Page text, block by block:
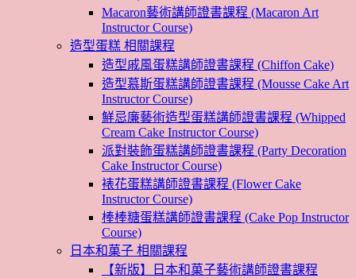
Macaron藝術講師證書課程 (Macaron Art
Instructor Course)
造型蛋糕 相關課程
造型戚風蛋糕講師證書課程 (Chiffon Cake)
造型慕斯蛋糕講師證書課程 (Mousse Cake Art
Instructor Course)
鮮忌廉藝術造型蛋糕講師證書課程 (Whipped
Cream Cake Instructor Course)
派對裝飾蛋糕講師證書課程 (Party Decoration
Cake Instructor Course)
裱花蛋糕講師證書課程 (Flower Cake
Instructor Course)
棒棒糖蛋糕講師證書課程 (Cake Pop Instructor
Course)
日本和菓子 相關課程
【新版】日本和菓子藝術講師證書課程